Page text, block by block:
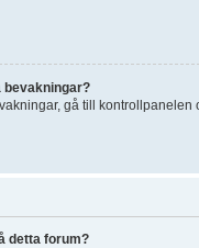
bevakningar?
gå till kontrollpanelen
detta forum?